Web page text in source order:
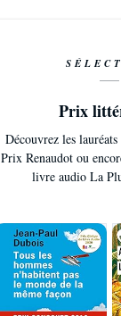
Prix
Découvrez les
Prix Renaudot ou
livre audio La